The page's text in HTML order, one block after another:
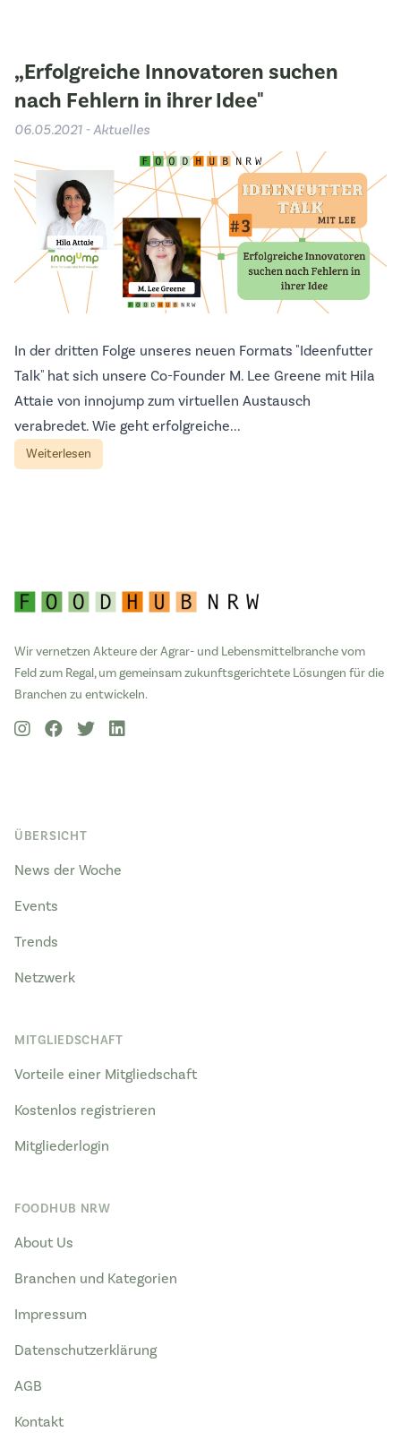
„Erfolgreiche Innovatoren suchen
nach Fehlern in ihrer Idee"
06.05.2021 - Aktuelles
In der dritten Folge unseres neuen Formats "Ideenfutter
Talk" hat sich unsere Co-Founder M. Lee Greene mit Hila
Attaie von innojump zum virtuellen Austausch
verabredet. Wie geht erfolgreiche...
Weiterlesen
Wir vernetzen Akteure der Agrar- und Lebensmittelbranche vom
Feld zum Regal, um gemeinsam zukunftsgerichtete Lösungen für die
Branchen zu entwickeln.
ÜBERSICHT
News der Woche
Events
Trends
Netzwerk
MITGLIEDSCHAFT
Vorteile einer Mitgliedschaft
Kostenlos registrieren
Mitgliederlogin
FOODHUB NRW
About Us
Branchen und Kategorien
Impressum
Datenschutzerklärung
AGB
Kontakt